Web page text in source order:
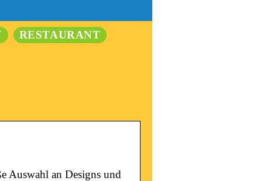
RESTAURANT
Auswahl an Designs und